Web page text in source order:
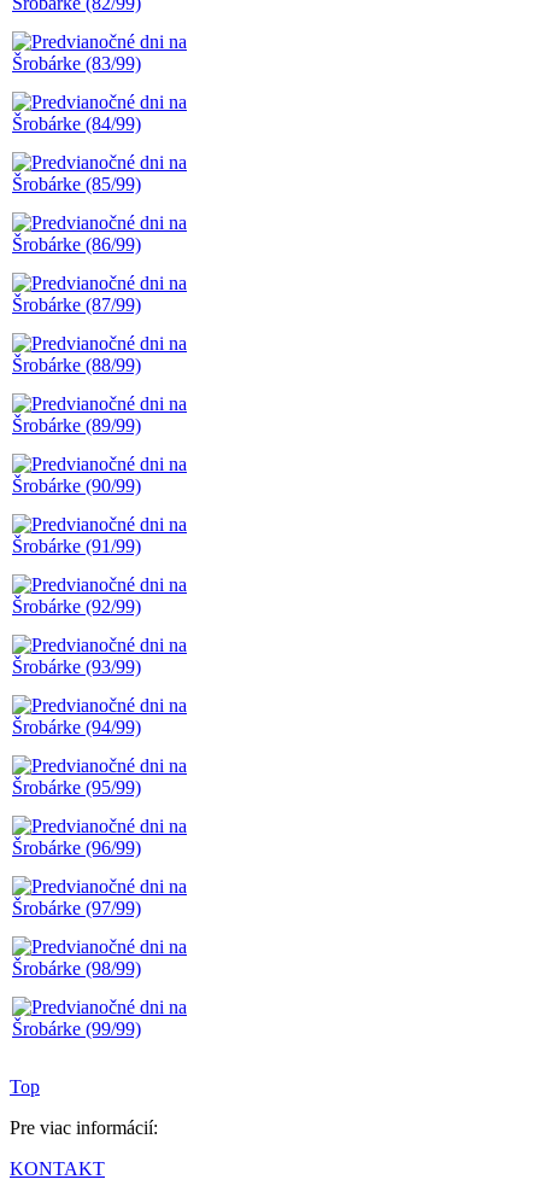
Top
Pre viac informácií:
KONTAKT